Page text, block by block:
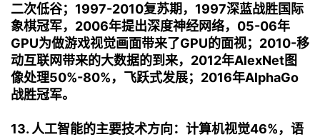
程
认
证
的
实
验
我
的
收
藏
支
持
声
建
议
二次低谷；1997-2010复苏期，1997深蓝战胜国际
象棋冠军，2006年提出深度神经网络，05-06年
GPU为做游戏视觉画面带来了GPU的面视；2010-移
动互联网带来的大数据的到来，2012年AlexNet图
像处理50%-80%，飞跃式发展；2016年AlphaGo
战胜冠军。
13. 人工智能的主要技术方向：计算机视觉46%，语